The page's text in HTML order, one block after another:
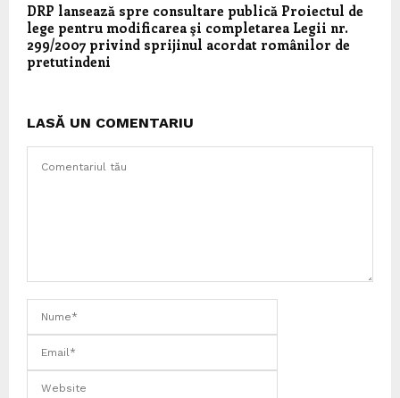
DRP lansează spre consultare publică Proiectul de
lege pentru modificarea şi completarea Legii nr.
299/2007 privind sprijinul acordat românilor de
pretutindeni
LASĂ UN COMENTARIU